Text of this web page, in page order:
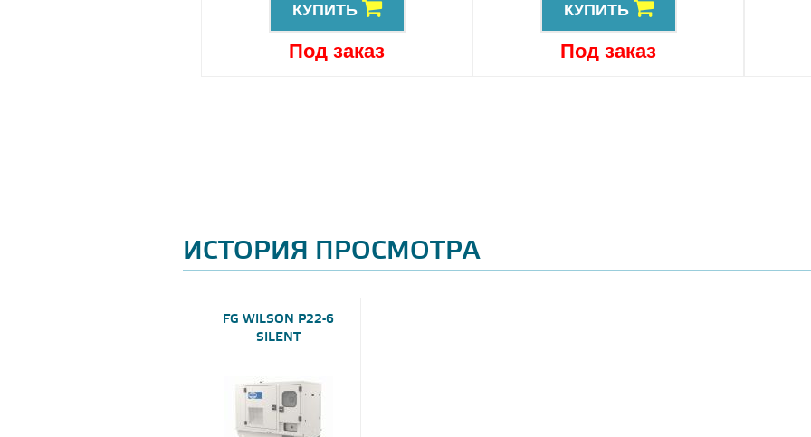
КУПИТЬ
Под заказ
КУПИТЬ
Под заказ
ИСТОРИЯ ПРОСМОТРА
FG WILSON P22-6
SILENT